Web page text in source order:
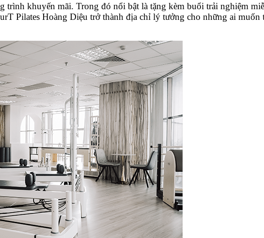
trình khuyến mãi. Trong đó nổi bật là tặng kèm buổi trải nghiệm
Pilates Hoàng Diệu trở thành địa chỉ lý tưởng cho những ai